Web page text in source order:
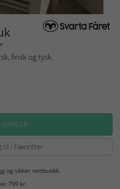
finsk og tysk.
HANDLE
til i Favoritter
og sikker nettbutikk.
799 kr.